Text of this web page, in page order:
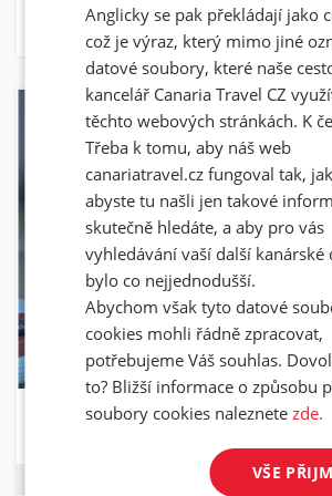
OCCIDENTAL LAS PALMAS
SNÍDANĚ
Anglicky se pak překládají jako
což je výraz, který mimo jiné
datové soubory, které naše
kancelář Canaria Travel CZ
těchto webových stránkách. K
Třeba k tomu, aby náš web
canariatravel.cz fungoval tak,
abyste tu našli jen takové
skutečně hledáte, a aby pro vás
vyhledávání vaší další kanárské
bylo co nejjednodušší.
Abychom však tyto datové
cookies mohli řádně zpracovat,
potřebujeme Váš souhlas.
to? Bližší informace o způsobu
soubory cookies naleznetezde.
VŠE